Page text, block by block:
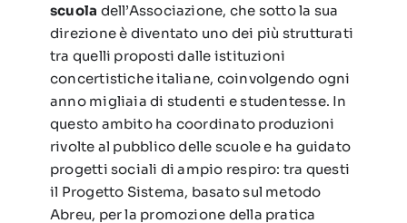
scuola dell’Associazione, che sotto la sua
direzione è diventato uno dei più strutturati
tra quelli proposti dalle istituzioni
concertistiche italiane, coinvolgendo ogni
anno migliaia di studenti e studentesse. In
questo ambito ha coordinato produzioni
rivolte al pubblico delle scuole e ha guidato
progetti sociali di ampio respiro: tra questi
il Progetto Sistema, basato sul metodo
Abreu, per la promozione della pratica